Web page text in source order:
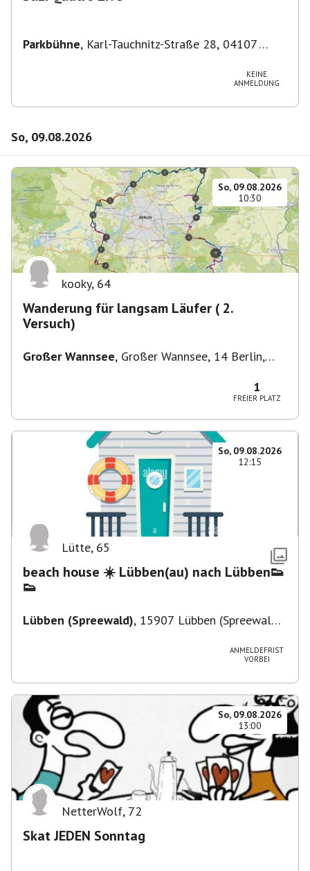
Parkbühne, Karl-Tauchnitz-Straße 28, 04107
KEINE
ANMELDUNG
So, 09.08.2026
So, 09.08.2026
10:30
kooky, 64
Wanderung für langsam Läufer ( 2.
Versuch)
Großer Wannsee, Großer Wannsee, 14 Berlin,
1
FREIER PLATZ
So, 09.08.2026
12:15
Lütte, 65
beach house ☀️ Lübben(au) nach Lübben👟
👟
Lübben (Spreewald), 15907 Lübben (Spreewald),
ANMELDEFRIST
VORBEI
So, 09.08.2026
13:00
NetterWolf, 72
Skat JEDEN Sonntag